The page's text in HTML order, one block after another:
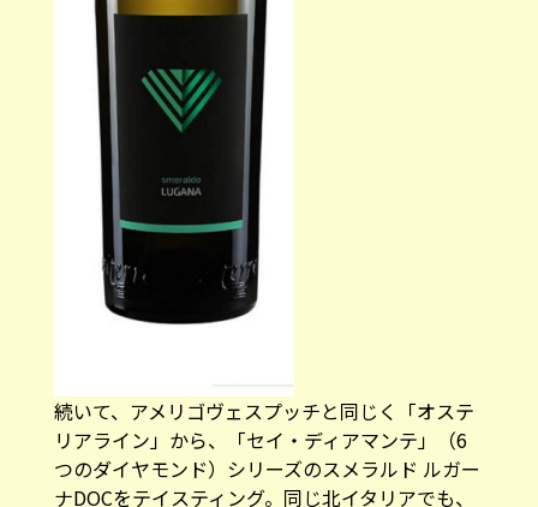
続いて、アメリゴヴェスプッチと同じく「オステ
リアライン」から、「セイ・ディアマンテ」（6
つのダイヤモンド）シリーズのスメラルド ルガー
ナDOCをテイスティング。同じ北イタリアでも、